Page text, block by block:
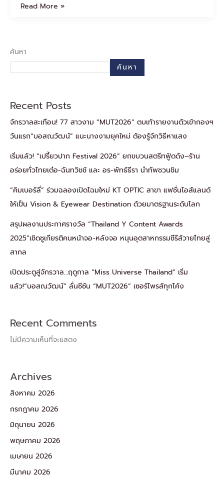
Read More »
ค้นหา
ค้นหา
Recent Posts
จักรวาลสะเทือน! 77 สาวงาม “MUT2026” ตบเท้ารายงานตัวเข้ากองฯ
วันแรก“บอสณวัฒน์” แนะนางงามยุคใหม่ ต้องรู้จักวิธีหาแสง
เริ่มแล้ว! “เปรี้ยวปาก Festival 2026” ยกขบวนสตรีทฟู้ดดัง–ร้าน
อร่อยทั่วไทยเต๋อ-ฉันทวิชช์ และ อร-พัทธ์ธีรา นำทัพชวนชิม
“คิมเบอร์ลี่” ร่วมฉลองเปิดโฉมใหม่ KT OPTIC สาขา แฟชั่นไอส์แลนด์
ให้เป็น Vision & Eyewear Destination ด้วยมาตรฐานระดับโลก
สรุปผลงานประกาศรางวัล “Thailand Y Content Awards
2025”เชิดชูเกียรติคนหน้าจอ-หลังจอ หนุนอุตสาหกรรมซีรีส์วายไทยสู่
สากล
เปิดประตูสู่จักรวาล…ฤดูกาล “Miss Universe Thailand” เริ่ม
แล้ว!“บอสณวัฒน์” ลั่นซีซัน “MUT2026” เซอร์ไพรส์ทุกโค้ง
Recent Comments
ไม่มีความเห็นที่จะแสดง
Archives
สิงหาคม 2026
กรกฎาคม 2026
มิถุนายน 2026
พฤษภาคม 2026
เมษายน 2026
มีนาคม 2026